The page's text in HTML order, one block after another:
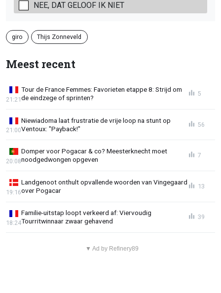
NEE, DAT GELOOF IK NIET
giro Thijs Zonneveld
Meest recent
Tour de France Femmes: Favorieten etappe 8: Strijd om
de eindzege of sprinten?
21:21
5
Niewiadoma laat frustratie de vrije loop na stunt op
Ventoux: "Payback!"
21:00
56
Domper voor Pogacar & co? Meesterknecht moet
noodgedwongen opgeven
20:08
7
Landgenoot onthult opvallende woorden van Vingegaard
over Pogacar
19:16
13
Familie-uitstap loopt verkeerd af: Viervoudig
Tourritwinnaar zwaar gehavend
18:24
39
▼ Ad by Refinery89